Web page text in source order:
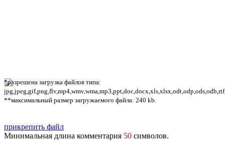
*разрешена загрузка файлов типа:
**максимальный размер загружаемого файла: 240 kb.
прикрепить файл
Минимальная длина комментария 50 символов.